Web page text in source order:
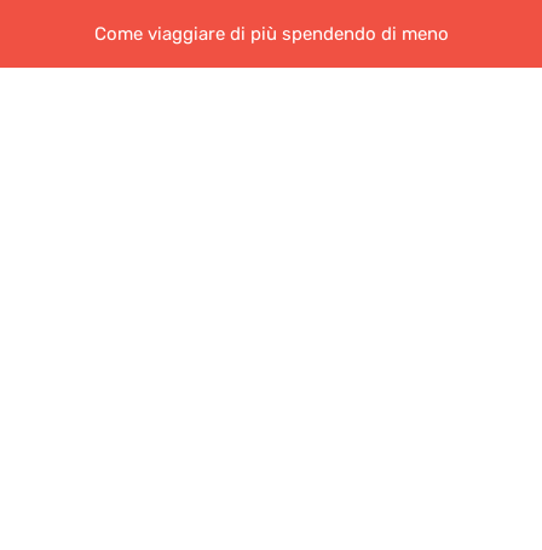
Come viaggiare di più spendendo di meno